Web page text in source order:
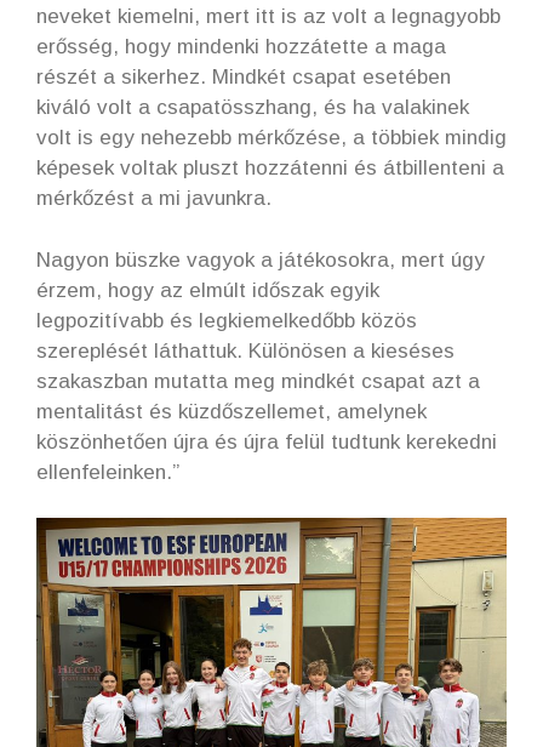
neveket kiemelni, mert itt is az volt a legnagyobb
erősség, hogy mindenki hozzátette a maga
részét a sikerhez. Mindkét csapat esetében
kiváló volt a csapatösszhang, és ha valakinek
volt is egy nehezebb mérkőzése, a többiek mindig
képesek voltak pluszt hozzátenni és átbillenteni a
mérkőzést a mi javunkra.
Nagyon büszke vagyok a játékosokra, mert úgy
érzem, hogy az elmúlt időszak egyik
legpozitívabb és legkiemelkedőbb közös
szereplését láthattuk. Különösen a kieséses
szakaszban mutatta meg mindkét csapat azt a
mentalitást és küzdőszellemet, amelynek
köszönhetően újra és újra felül tudtunk kerekedni
ellenfeleinken.”